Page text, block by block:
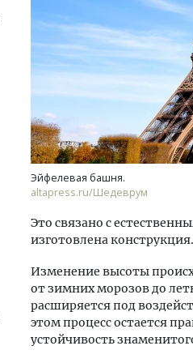
Эйфелевая башня.
altapress.ru/Шедеврум
Это связано с
изготовлена конструкция.
Изменение высоты
от зимних морозов до
расширяется под
этом процесс остается
устойчивость